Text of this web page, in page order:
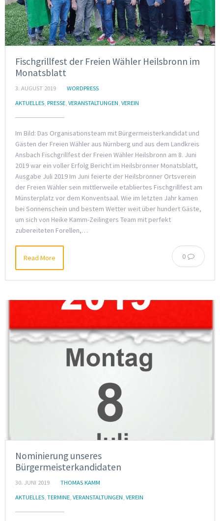
Fischgrillfest der Freien Wähler Heilsbronn im
Monatsblatt
3. AUGUST 2019
WORDPRESS
AKTUELLES PRESSE VERANSTALTUNGEN VEREIN
Im Bild: Das Organisationsteam mit Bürgermeisterkandidat und
Gästen der Freien Wähler aus Nürnberg und aus dem Landkreis
Ansbach Fischgrillfest der Freien Wähler Heilsbronn am 8. Juni
2019 war ein voller Erfolg Bericht im Heilsbronner Monatsblatt,
Ausgabe Juli 2019 Im Juni feierte der Heilsbronner Ortsverein
der Freien Wähler sein mittlerweile etabliertes Fischgrillfest am
Münsterplatz vor dem Konventsaal. Wie im letzten Jahr kamen
bei Sonnenschein und bestem Wetter weit über hundert Gäste,
um sich von Heike Kamm-Zeilingers Team mit perfekt
zubereiteten Forellen,…
0
Read More
Nominierung unseres
Bürgermeisterkandidaten
30. JUNI 2019
THOMAS KAMM
AKTUELLES, TERMINE, VERANSTALTUNGEN, VEREIN